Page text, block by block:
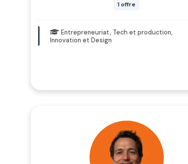
1 offre
Entrepreneuriat, Tech et production,
Innovation et Design